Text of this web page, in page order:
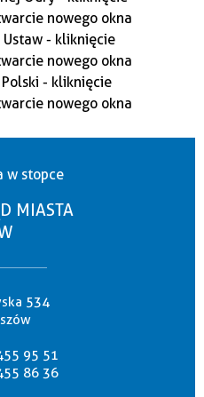
MIASTA
534
95 51
86 36